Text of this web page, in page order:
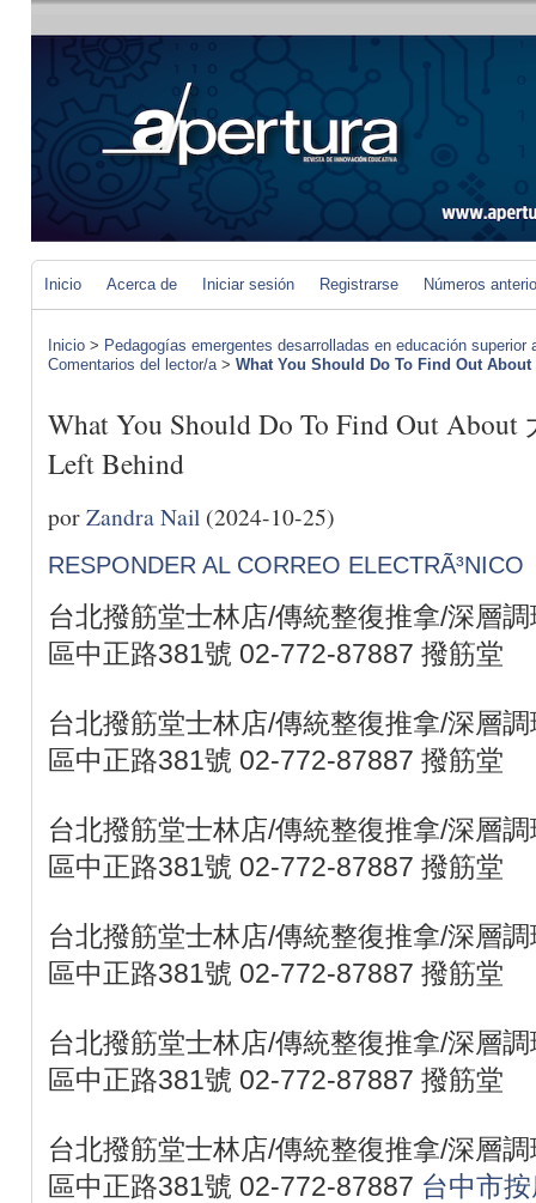
Inicio Acerca de Iniciar sesión Registrarse Números
Inicio > Pedagogías emergentes desarrolladas en educación
Comentarios del lector/a> What You Should Do To Find Out About
What You Should Do To Find Out About
Left Behind
porZandra Nail (2024-10-25)
RESPONDER AL CORREO ELECTRÃ³NICO
台北撥筋堂士林店/傳統整復推拿/深層
區中正路381號 02-772-87887 撥筋堂
台北撥筋堂士林店/傳統整復推拿/深層
區中正路381號 02-772-87887 撥筋堂
台北撥筋堂士林店/傳統整復推拿/深層
區中正路381號 02-772-87887 撥筋堂
台北撥筋堂士林店/傳統整復推拿/深層
區中正路381號 02-772-87887 撥筋堂
台北撥筋堂士林店/傳統整復推拿/深層
區中正路381號 02-772-87887 撥筋堂
台北撥筋堂士林店/傳統整復推拿/深層
區中正路381號 02-772-87887 台中市